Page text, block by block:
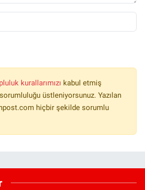
kurallarımızı kabul etmiş
üstleniyorsunuz. Yazılan
hiçbir şekilde sorumlu